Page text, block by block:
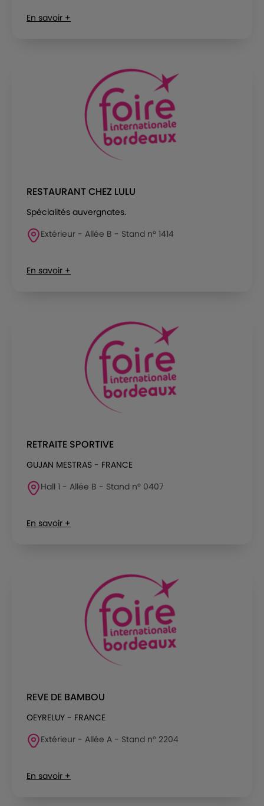
En savoir +
RESTAURANT CHEZ LULU
Spécialités auvergnates.
Extérieur - Allée B - Stand n° 1414
En savoir +
RETRAITE SPORTIVE
GUJAN MESTRAS - FRANCE
Hall 1 - Allée B - Stand n° 0407
En savoir +
REVE DE BAMBOU
OEYRELUY - FRANCE
Extérieur - Allée A - Stand n° 2204
En savoir +